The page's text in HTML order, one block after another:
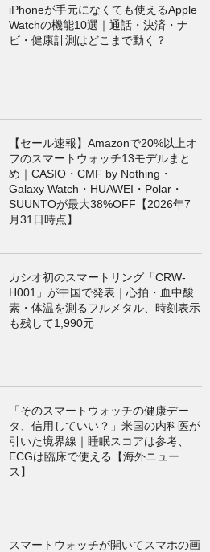
iPhoneが手元になくても使えるApple
Watchの機能10選｜通話・決済・ナ
ビ・健康計測はどこまで動く？
【セール速報】Amazonで20%以上オ
フのスマートウォッチ13モデルまと
め｜CASIO・CMF by Nothing・
Galaxy Watch・HUAWEI・Polar・
SUUNTOが最大38%OFF【2026年7
月31日時点】
カシオ初のスマートリング「CRW-
H001」が中国で発表｜心拍・血中酸
素・体温を測るフルメタル、時刻表示
も残して1,990元
「そのスマートウォッチの健康デー
タ、信用していい？」米国の内科医が
引いた境界線｜睡眠スコアは参考、
ECGは臨床で使える【海外ニュー
ス】
スマートウォッチが開いてスマホの画